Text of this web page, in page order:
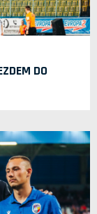
DO